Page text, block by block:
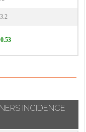
DE
INCIDENCE